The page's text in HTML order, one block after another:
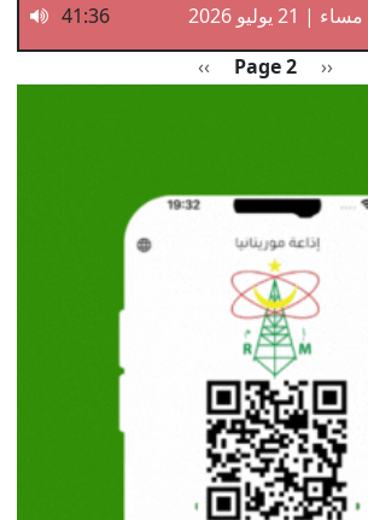
يوليو 2026
41:36
Previous page
‹‹
Page 2 الصفحة التالية
››